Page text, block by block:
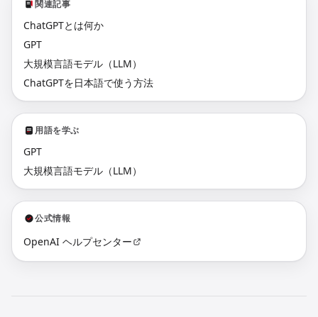
関連記事
ChatGPTとは何か
GPT
大規模言語モデル（LLM）
ChatGPTを日本語で使う方法
用語を学ぶ
GPT
大規模言語モデル（LLM）
公式情報
OpenAI ヘルプセンター